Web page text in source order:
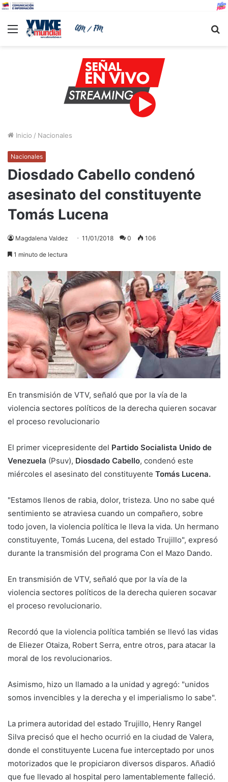
Menu
Inicio / Nacionales
Nacionales
Diosdado Cabello condenó
asesinato del constituyente
Tomás Lucena
Magdalena Valdez 11/01/2018 0 106
1 minuto de lectura
En transmisión de VTV, señaló que por la vía de la
violencia sectores políticos de la derecha quieren socavar
el proceso revolucionario
El primer vicepresidente del Partido Socialista Unido de
Venezuela (Psuv), Diosdado Cabello, condenó este
miércoles el asesinato del constituyente Tomás Lucena.
"Estamos llenos de rabia, dolor, tristeza. Uno no sabe qué
sentimiento se atraviesa cuando un compañero, sobre
todo joven, la violencia política le lleva la vida. Un hermano
constituyente, Tomás Lucena, del estado Trujillo", expresó
durante la transmisión del programa Con el Mazo Dando.
En transmisión de VTV, señaló que por la vía de la
violencia sectores políticos de la derecha quieren socavar
el proceso revolucionario.
Recordó que la violencia política también se llevó las vidas
de Eliezer Otaiza, Robert Serra, entre otros, para atacar la
moral de los revolucionarios.
Asimismo, hizo un llamado a la unidad y agregó: "unidos
somos invencibles y la derecha y el imperialismo lo sabe".
La primera autoridad del estado Trujillo, Henry Rangel
Silva precisó que el hecho ocurrió en la ciudad de Valera,
donde el constituyente Lucena fue interceptado por unos
motorizados que le propiciaron diversos disparos. Añadió
que fue llevado al hospital pero lamentablemente falleció.